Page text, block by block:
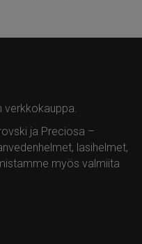
verkkokauppa.
ja Preciosa –
lasihelmet,
myös valmiita